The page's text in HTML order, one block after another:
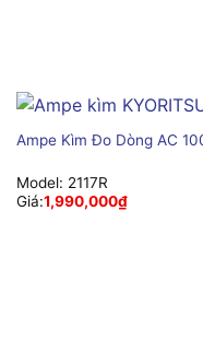
Ampe Kìm Đo Dòng AC
Model: 2117R
Giá:1,990,000₫